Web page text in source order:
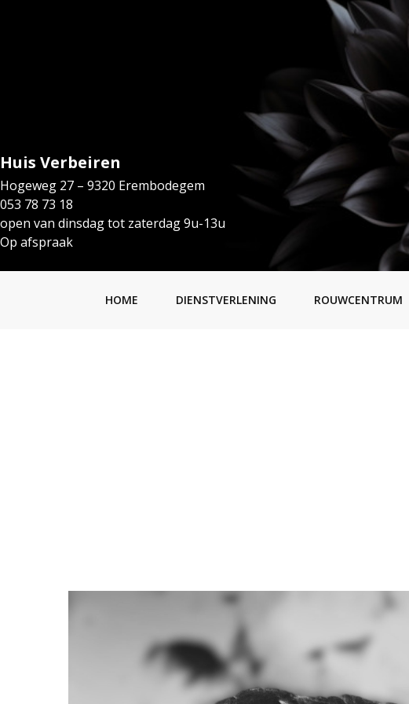
Huis Verbeiren
Hogeweg 27 – 9320 Erembodegem
053 78 73 18
open van dinsdag tot zaterdag 9u-13u
Op afspraak
HOME DIENSTVERLENING ROUWCENTRUM